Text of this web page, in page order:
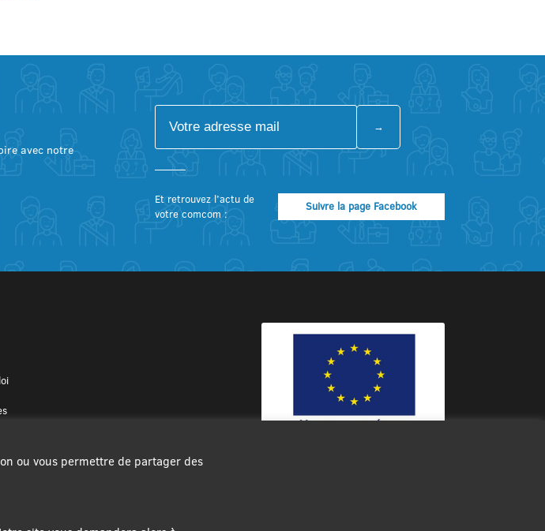
avec notre
Et retrouvez l’actu de
votre comcom :
Suivre la page Facebook
ou vous permettre de partager des